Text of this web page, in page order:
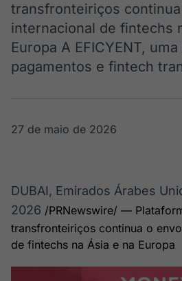
Tecnologia
transfronteiriços
internacional de fintechs
Europa A EFICYENT,
pagamentos e fintech
27 de maio de 2026
DUBAI, Emirados Árabes
2026 /PRNewswire/ —
transfronteiriços continua o
de fintechs na Ásia e na Europa